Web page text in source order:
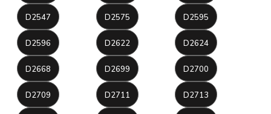
D2547 D2575 D2595
D2596 D2622 D2624
D2668 D2699 D2700
D2709 D2711 D2713